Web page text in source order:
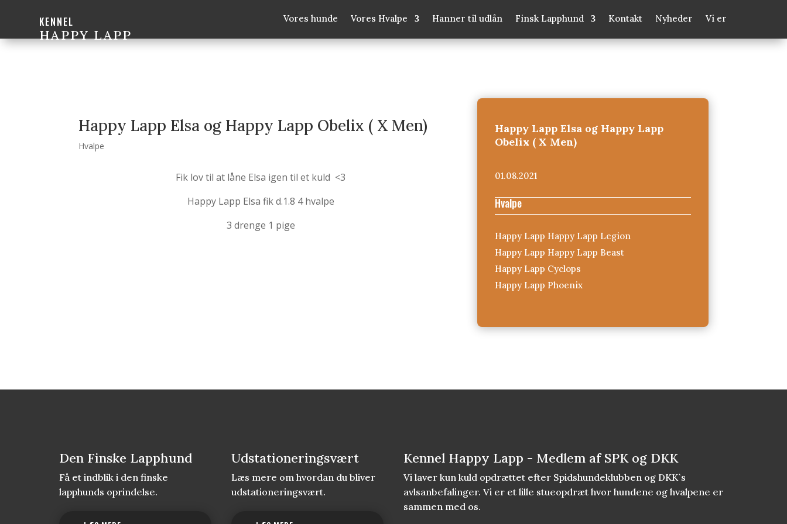
KENNEL
HAPPY LAPP
Vores hunde Vores Hvalpe Hanner til udlån Finsk Lapphund Kontakt Nyheder Vi er
Happy Lapp Elsa og Happy Lapp Obelix ( X Men)
Hvalpe
Fik lov til at låne Elsa igen til et kuld <3
Happy Lapp Elsa fik d.1.8 4 hvalpe
3 drenge 1 pige
Happy Lapp Elsa og Happy Lapp
Obelix ( X Men)
01.08.2021
Hvalpe
Happy Lapp Happy Lapp Legion
Happy Lapp Happy Lapp Beast
Happy Lapp Cyclops
Happy Lapp Phoenix
Den Finske Lapphund
Få et indblik i den finske
lapphunds oprindelse.
Udstationeringsvært
Læs mere om hvordan du bliver
udstationeringsvært.
Kennel Happy Lapp - Medlem af SPK og DKK
Vi laver kun kuld opdrættet efter Spidshundeklubben og DKK`s
avlsanbefalinger. Vi er et lille stueopdræt hvor hundene og hvalpene er
sammen med os.